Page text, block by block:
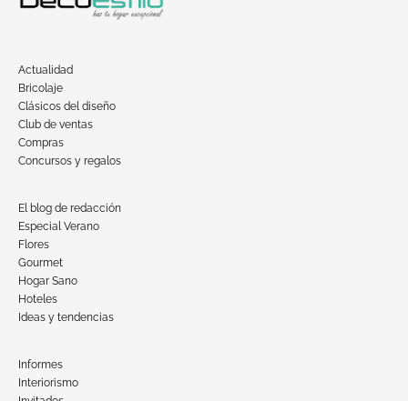
Actualidad
Bricolaje
Clásicos del diseño
Club de ventas
Compras
Concursos y regalos
El blog de redacción
Especial Verano
Flores
Gourmet
Hogar Sano
Hoteles
Ideas y tendencias
Informes
Interiorismo